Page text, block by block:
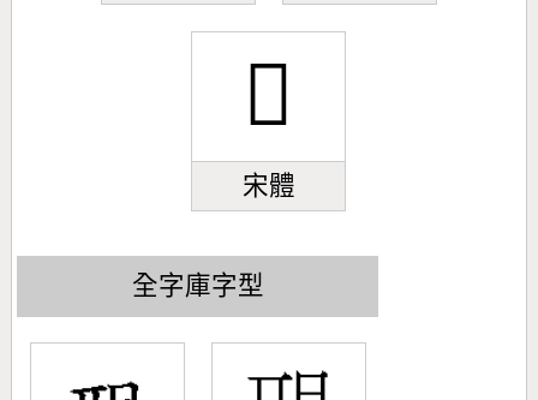
𣍣
宋體
全字庫字型